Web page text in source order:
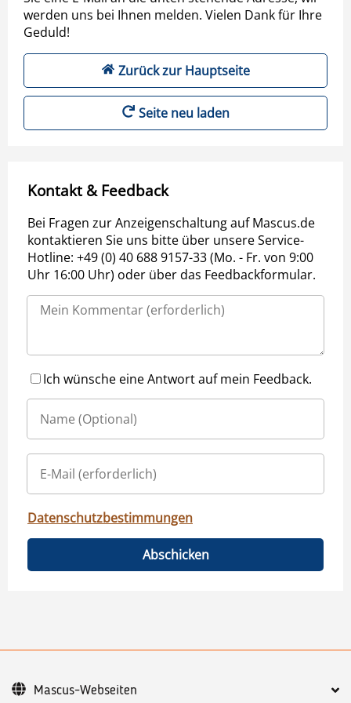
werden uns bei Ihnen melden. Vielen Dank für Ihre
Geduld!
Zurück zur Hauptseite
Seite neu laden
Kontakt & Feedback
Bei Fragen zur Anzeigenschaltung auf Mascus.de
kontaktieren Sie uns bitte über unsere Service-
Hotline: +49 (0) 40 688 9157-33 (Mo. - Fr. von 9:00
Uhr 16:00 Uhr) oder über das Feedbackformular.
Ich wünsche eine Antwort auf mein Feedback.
Datenschutzbestimmungen
Abschicken
Mascus-Webseiten